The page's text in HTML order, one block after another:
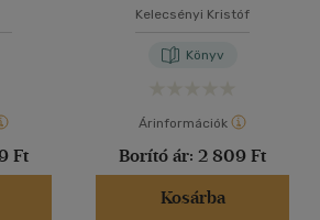
Ft
Kelecsényi Kristóf
Könyv
Árinformációk
Borító ár: 2 809 Ft
Kosárba